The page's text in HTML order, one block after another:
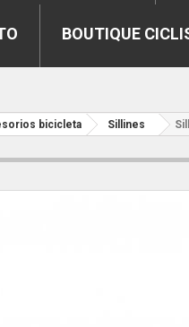
BOUTIQUE
bicicleta Sillines